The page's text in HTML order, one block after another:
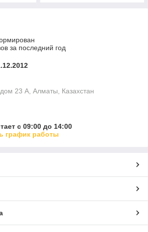
за последний год
23 А, Алматы, Казахстан
с 09:00 до 14:00
график работы